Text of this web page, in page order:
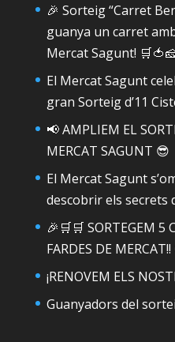
🎉 Sorteig “Carret
guanya un carret
Mercat Sagunt!
El Mercat Sagunt
gran Sorteig d’11
📢 AMPLIEM EL
MERCAT SAGUNT 😎
El Mercat Sagunt
descobrir els secrets
🎉🛒🛒 SORTEGEM 5
FARDES DE
¡RENOVEM ELS
Guanyadors del